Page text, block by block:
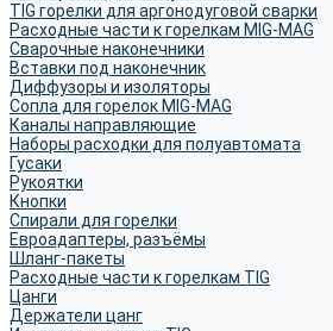
TIG горелки для аргонодуговой сварки
Расходные части к горелкам MIG-MAG
Сварочные наконечники
Вставки под наконечник
Диффузоры и изоляторы
Сопла для горелок MIG-MAG
Каналы направляющие
Наборы расходки для полуавтомата
Гусаки
Рукоятки
Кнопки
Спирали для горелки
Евроадаптеры, разъёмы
Шланг-пакеты
Расходные части к горелкам TIG
Цанги
Держатели цанг